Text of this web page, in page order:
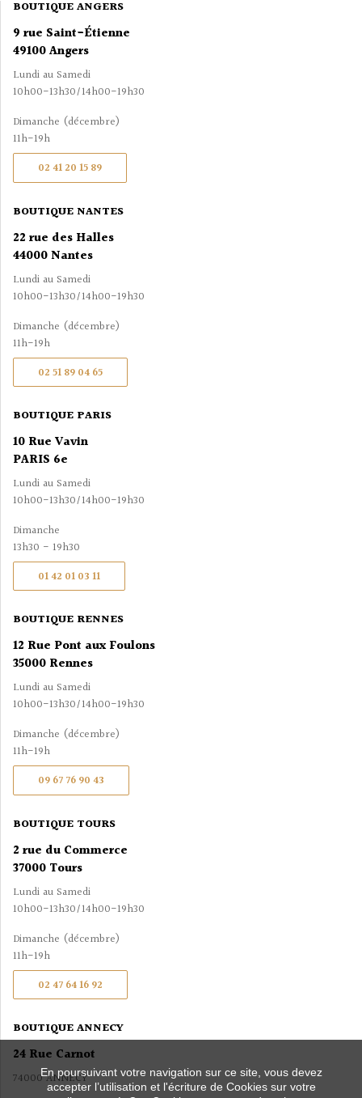
BOUTIQUE ANGERS
9 rue Saint-Étienne
49100 Angers
Lundi au Samedi
10h00-13h30/14h00-19h30
Dimanche (décembre)
11h-19h
02 41 20 15 89
BOUTIQUE NANTES
22 rue des Halles
44000 Nantes
Lundi au Samedi
10h00-13h30/14h00-19h30
Dimanche (décembre)
11h-19h
02 51 89 04 65
BOUTIQUE PARIS
10 Rue Vavin
PARIS 6e
Lundi au Samedi
10h00-13h30/14h00-19h30
Dimanche
13h30 - 19h30
01 42 01 03 11
BOUTIQUE RENNES
12 Rue Pont aux Foulons
35000 Rennes
Lundi au Samedi
10h00-13h30/14h00-19h30
Dimanche (décembre)
11h-19h
09 67 76 90 43
BOUTIQUE TOURS
2 rue du Commerce
37000 Tours
Lundi au Samedi
10h00-13h30/14h00-19h30
Dimanche (décembre)
11h-19h
02 47 64 16 92
BOUTIQUE ANNECY
24 Rue Carnot
74000 ANNECY
En poursuivant votre navigation sur ce site, vous devez
accepter l’utilisation et l'écriture de Cookies sur votre